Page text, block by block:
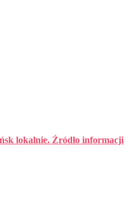
lokalnie. Źródło informacji